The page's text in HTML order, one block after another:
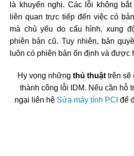
là khuyến nghị. Các lỗi không
liên quan trực tiếp đến việc có
mà chủ yếu do cấu hình, xung
phiên bản cũ. Tuy nhiên, bản
luôn có phiên bản ổn định và được
Hy vọng những thủ thuật trên sẽ
thành công lỗi IDM. Nếu cần hỗ
ngại liên hệ Sửa máy tính PCI để